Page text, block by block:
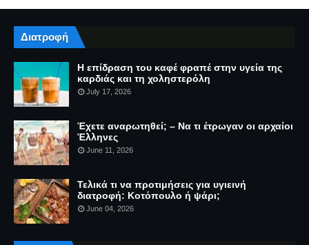
Διατροφή
Η επίδραση του καφέ φραπέ στην υγεία της
καρδιάς και τη χοληστερόλη
July 17, 2026
Έχετε αναρωτηθεί; – Να τι έτρωγαν οι αρχαίοι
Έλληνες
June 11, 2026
Τελικά τι να προτιμήσεις για υγιεινή
διατροφή: Κοτόπουλο ή ψάρι;
June 04, 2026